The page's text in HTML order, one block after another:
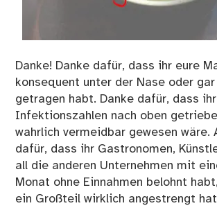
Danke! Danke dafür, dass ihr eure
konsequent unter der Nase oder
getragen habt. Danke dafür, dass
Infektionszahlen nach oben
wahrlich vermeidbar gewesen wäre.
dafür, dass ihr Gastronomen,
all die anderen Unternehmen mit
Monat ohne Einnahmen belohnt
ein Großteil wirklich angestrengt